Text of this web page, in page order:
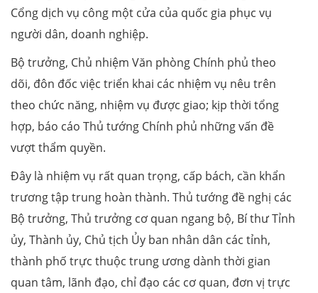
Cổng dịch vụ công một cửa của quốc gia phục vụ
người dân, doanh nghiệp.
Bộ trưởng, Chủ nhiệm Văn phòng Chính phủ theo
dõi, đôn đốc việc triển khai các nhiệm vụ nêu trên
theo chức năng, nhiệm vụ được giao; kịp thời tổng
hợp, báo cáo Thủ tướng Chính phủ những vấn đề
vượt thẩm quyền.
Đây là nhiệm vụ rất quan trọng, cấp bách, cần khẩn
trương tập trung hoàn thành. Thủ tướng đề nghị các
Bộ trưởng, Thủ trưởng cơ quan ngang bộ, Bí thư Tỉnh
ủy, Thành ủy, Chủ tịch Ủy ban nhân dân các tỉnh,
thành phố trực thuộc trung ương dành thời gian
quan tâm, lãnh đạo, chỉ đạo các cơ quan, đơn vị trực